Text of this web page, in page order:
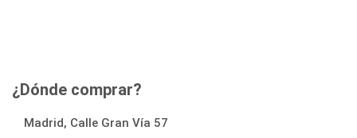
¿Dónde comprar?
Madrid, Calle Gran Vía 57